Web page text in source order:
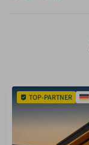
TOP-PARTNER